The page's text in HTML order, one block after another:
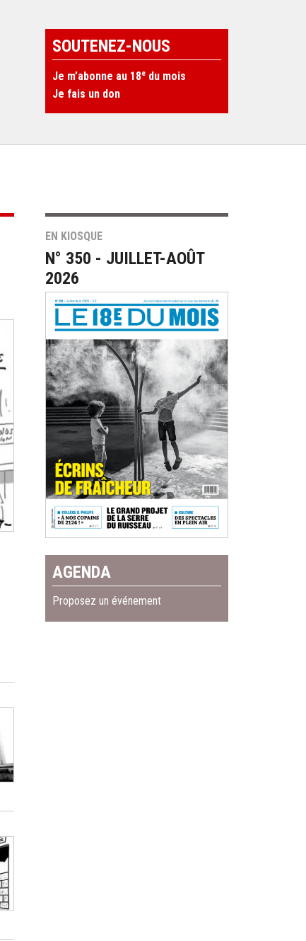
SOUTENEZ-NOUS
Je m’abonne au 18e du mois
Je fais un don
EN KIOSQUE
N° 350 - JUILLET-AOÛT
2026
AGENDA
Proposez un événement